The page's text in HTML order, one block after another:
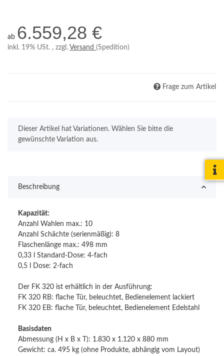
ab 6.559,28 €
inkl. 19% USt. , zzgl. Versand (Spedition)
Frage zum Artikel
xDieser Artikel hat Variationen. Wählen Sie bitte die
gewünschte Variation aus.
Beschreibung
Kapazität:
Anzahl Wahlen max.: 10
Anzahl Schächte (serienmäßig): 8
Flaschenlänge max.: 498 mm
0,33 l Standard-Dose: 4-fach
0,5 l Dose: 2-fach
Der FK 320 ist erhältlich in der Ausführung:
FK 320 RB: flache Tür, beleuchtet, Bedienelement lackiert
FK 320 EB: flache Tür, beleuchtet, Bedienelement Edelstahl
Basisdaten
Abmessung (H x B x T): 1.830 x 1.120 x 880 mm
Gewicht: ca. 495 kg (ohne Produkte, abhängig vom Layout)